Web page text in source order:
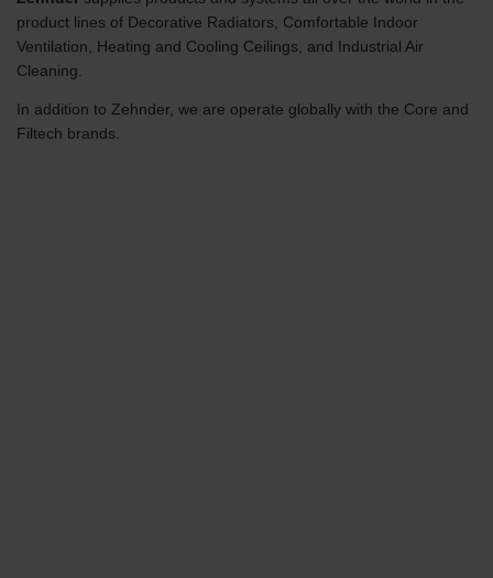
product lines of Decorative Radiators, Comfortable Indoor
Ventilation, Heating and Cooling Ceilings, and Industrial Air
Cleaning.
In addition to Zehnder, we are operate globally with the Core and
Filtech brands.